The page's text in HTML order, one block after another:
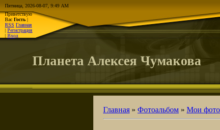
Пятница, 2026-08-07, 9:49 AM
Приветствую
Вас Гость |
RSS Главная
| Регистрация
| Вход
Планета Алексея Чумакова
Главная » Фотоальбом » Мои